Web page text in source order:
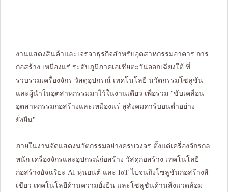
งานแสดงสินค้าและเจรจาธุรกิจสำหรับอุตสาหกรรมอาคาร การ
ก่อสร้าง เหมืองแร่ ระดับภูมิภาคเอเชียตะวันออกเฉียงใต้ ที่
รวบรวมเครื่องจักร วัสดุอุปกรณ์ เทคโนโลยี นวัตกรรมโซลูชัน
และผู้นำในอุตสาหกรรมมาไว้ในงานเดียว เพื่อร่วม "ขับเคลื่อน
อุตสาหกรรมก่อสร้างและเหมืองแร่ สู่สังคมคาร์บอนต่ำอย่าง
ยั่งยืน"
ภายในงานจัดแสดงนวัตกรรมอย่างครบวงจร ตั้งแต่เครื่องจักรกล
หนัก เครื่องจักรและอุปกรณ์ก่อสร้าง วัสดุก่อสร้าง เทคโนโลยี
ก่อสร้างอัจฉริยะ AI หุ่นยนต์ และ IoT ไปจนถึงโซลูชันก่อสร้างสี
เขียว เทคโนโลยีด้านความยั่งยืน และโซลูชันด้านสิ่งแวดล้อม